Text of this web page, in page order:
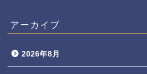
アーカイブ
2026年8月